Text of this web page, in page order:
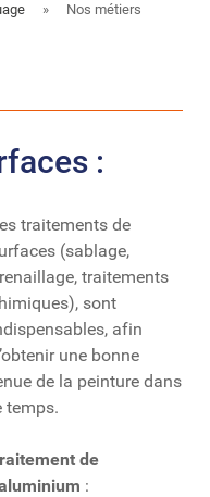
» Nos métiers
:
traitements de
(sablage,
traitements
sont
afin
une bonne
de la peinture dans
temps.
de
: